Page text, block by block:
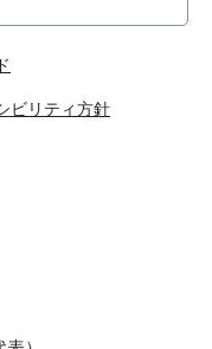
ビリティ方針